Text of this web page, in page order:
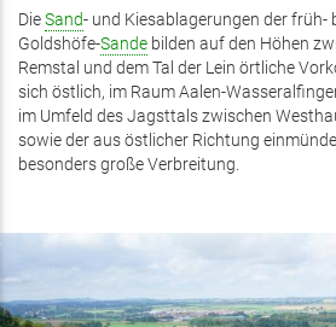
DieSand- und Kiesablagerungen der früh-
Goldshöfe-Sande bilden auf den Höhen
Remstal und dem Tal der Lein örtliche
sich östlich, im Raum Aalen-
im Umfeld des Jagsttals zwischen
sowie der aus östlicher Richtung
besonders große Verbreitung.